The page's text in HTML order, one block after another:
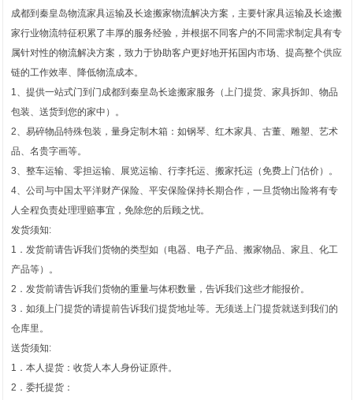
成都到秦皇岛物流家具运输及长途搬家物流解决方案，主要针家具运输及长途搬
家行业物流特征积累了丰厚的服务经验，并根据不同客户的不同需求制定具有专
属针对性的物流解决方案，致力于协助客户更好地开拓国内市场、提高整个供应
链的工作效率、降低物流成本。
1、提供一站式门到门成都到秦皇岛长途搬家服务（上门提货、家具拆卸、物品
包装、送货到您的家中）。
2、易碎物品特殊包装，量身定制木箱：如钢琴、红木家具、古董、雕塑、艺术
品、名贵字画等。
3、整车运输、零担运输、展览运输、行李托运、搬家托运（免费上门估价）。
4、公司与中国太平洋财产保险、平安保险保持长期合作，一旦货物出险将有专
人全程负责处理理赔事宜，免除您的后顾之忧。
发货须知:
1．发货前请告诉我们货物的类型如（电器、电子产品、搬家物品、家且、化工
产品等）。
2．发货前请告诉我们货物的重量与体积数量，告诉我们这些才能报价。
3．如须上门提货的请提前告诉我们提货地址等。无须送上门提货就送到我们的
仓库里。
送货须知:
1．本人提货：收货人本人身份证原件。
2．委托提货：